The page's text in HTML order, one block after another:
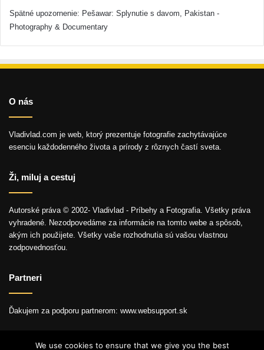
Spätné upozornenie: Pešawar: Splynutie s davom, Pakistan -
Photography & Documentary
O nás
Vladivlad.com je web, ktorý prezentuje fotografie zachytávajúce
esenciu každodenného života a prírody z rôznych častí sveta.
Ži, miluj a cestuj
Autorské práva © 2002- Vladivlad - Príbehy a Fotografia. Všetky práva
vyhradené. Nezodpovedáme za informácie na tomto webe a spôsob,
akým ich použijete. Všetky vaše rozhodnutia sú vašou vlastnou
zodpovednosťou.
Partneri
Ďakujem za podporu partnerom: www.websupport.sk
We use cookies to ensure that we give you the best